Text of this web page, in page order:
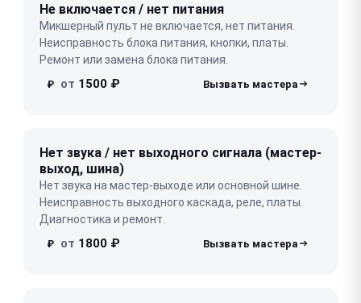
Не включается / нет питания
Микшерный пульт не включается, нет питания.
Неисправность блока питания, кнопки, платы.
Ремонт или замена блока питания.
₽ от 1500 ₽
Нет звука / нет выходного сигнала (мастер-
выход, шина)
Нет звука на мастер-выходе или основной шине.
Неисправность выходного каскада, реле, платы.
Диагностика и ремонт.
₽ от 1800 ₽